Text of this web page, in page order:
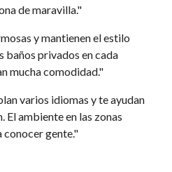
de maravilla."
y mantienen el estilo
baños privados en cada
mucha comodidad."
varios idiomas y te ayudan
El ambiente en las zonas
conocer gente."